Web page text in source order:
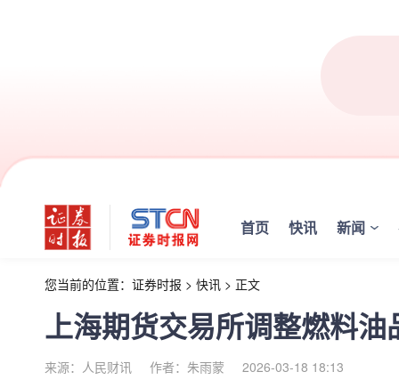
首页 快讯 新闻
您当前的位置： 证券时报 > 快讯 > 正文
上海期货交易所调整燃料
来源：人民财讯 作者：朱雨蒙 2026-03-18 18:13